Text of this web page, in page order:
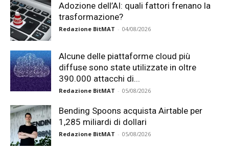
Adozione dell’AI: quali fattori frenano la
trasformazione?
Redazione BitMAT - 04/08/2026
Alcune delle piattaforme cloud più
diffuse sono state utilizzate in oltre
390.000 attacchi di...
Redazione BitMAT - 05/08/2026
Bending Spoons acquista Airtable per
1,285 miliardi di dollari
Redazione BitMAT - 05/08/2026